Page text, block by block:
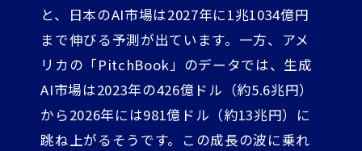
と、日本のAI市場は2027年に1兆1034億円
まで伸びる予測が出ています。一方、アメ
リカの「PitchBook」のデータでは、生成
AI市場は2023年の426億ドル（約5.6兆円）
から2026年には981億ドル（約13兆円）に
跳ね上がるそうです。この成長の波に乗れ